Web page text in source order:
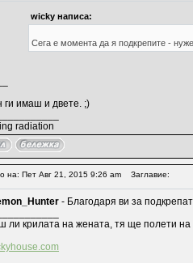
wicky написа:
Сега е момента да я подкрепите -
ги имаш и двете. ;)
radiation
на: Пет Авг 21, 2015 9:26 am Заглавие:
- Благодаря ви за
ли крилата на жената, тя ще полети на